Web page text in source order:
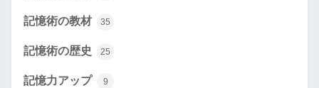
記憶術の教材 35
記憶術の歴史 25
記憶力アップ 9